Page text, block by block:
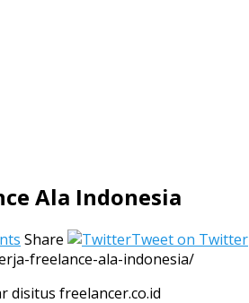
Ala Indonesia
Share Tweet on Twitter
freelance-ala-indonesia/